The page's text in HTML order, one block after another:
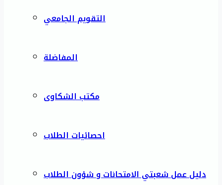
التقويم الجامعي
المفاضلة
مكتب الشكاوى
احصائيات الطلاب
دليل عمل شعبتي الامتحانات و شؤون الطلاب